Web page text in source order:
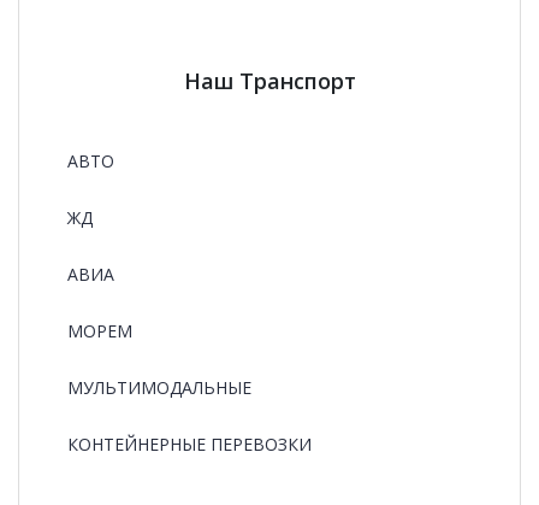
Наш Транспорт
АВТО
ЖД
АВИА
МОРЕМ
МУЛЬТИМОДАЛЬНЫЕ
КОНТЕЙНЕРНЫЕ ПЕРЕВОЗКИ